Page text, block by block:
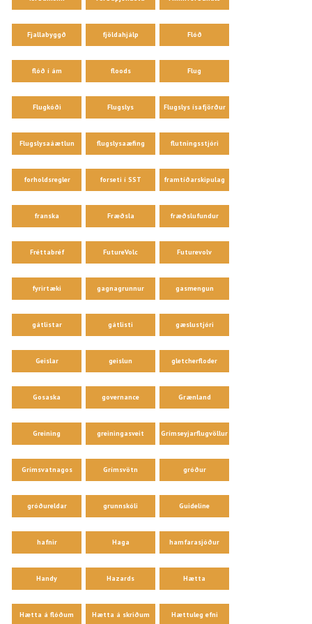
Fjallabyggð fjöldahjálp Flóð
flóð í ám floods Flug
Flugkóði Flugslys Flugslys ísafjörður
Flugslysaáætlun flugslysaæfing flutningsstjóri
forholdsregler forseti í SST framtíðarskipulag
franska Fræðsla fræðslufundur
Fréttabréf FutureVolc Futurevolv
fyrirtæki gagnagrunnur gasmengun
gátlistar gátlisti gæslustjóri
Geislar geislun gletcherfloder
Gosaska governance Grænland
Greining greiningasveit Grímseyjarflugvöllur
Grímsvatnagos Grímsvötn gróður
gróðureldar grunnskóli Guideline
hafnir Haga hamfarasjóður
Handy Hazards Hætta
Hætta á flóðum Hætta á skriðum Hættuleg efni